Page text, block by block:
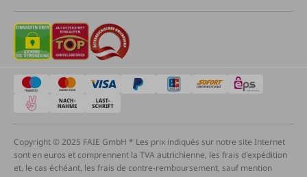
Copyright © 2025 FAIE GmbH * Les prix indiqués sur notre site Internet
sont en euros et comprennent la TVA autrichienne, les frais d'expédition
et, le cas échéant, les frais de contre-remboursement, sauf mention